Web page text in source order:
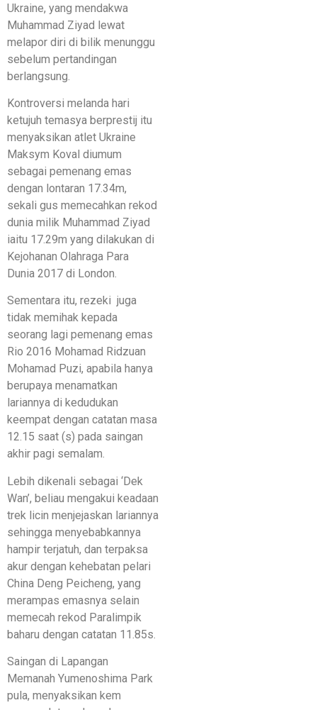
Ukraine, yang mendakwa
Muhammad Ziyad lewat
melapor diri di bilik menunggu
sebelum pertandingan
berlangsung.
Kontroversi melanda hari
ketujuh temasya berprestij itu
menyaksikan atlet Ukraine
Maksym Koval diumum
sebagai pemenang emas
dengan lontaran 17.34m,
sekali gus memecahkan rekod
dunia milik Muhammad Ziyad
iaitu 17.29m yang dilakukan di
Kejohanan Olahraga Para
Dunia 2017 di London.
Sementara itu, rezeki juga
tidak memihak kepada
seorang lagi pemenang emas
Rio 2016 Mohamad Ridzuan
Mohamad Puzi, apabila hanya
berupaya menamatkan
lariannya di kedudukan
keempat dengan catatan masa
12.15 saat (s) pada saingan
akhir pagi semalam.
Lebih dikenali sebagai ‘Dek
Wan’, beliau mengakui keadaan
trek licin menjejaskan lariannya
sehingga menyebabkannya
hampir terjatuh, dan terpaksa
akur dengan kehebatan pelari
China Deng Peicheng, yang
merampas emasnya selain
memecah rekod Paralimpik
baharu dengan catatan 11.85s.
Saingan di Lapangan
Memanah Yumenoshima Park
pula, menyaksikan kem